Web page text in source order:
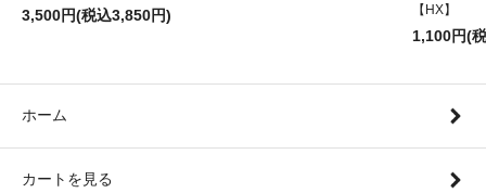
3,500円(税込3,850円)
【HX】
1,100円(
ホーム
カートを見る